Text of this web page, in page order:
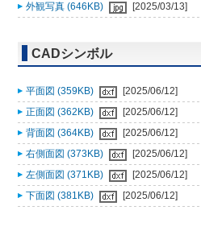
外観写真 (646KB) [2025/03/13]
CADシンボル
平面図 (359KB)
[2025/06/12]
正面図 (362KB)
[2025/06/12]
背面図 (364KB)
[2025/06/12]
右側面図 (373KB)
[2025/06/12]
左側面図 (371KB)
[2025/06/12]
下面図 (381KB)
[2025/06/12]